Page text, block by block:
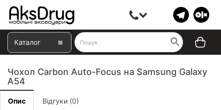
Каталог
Чохол Carbon Auto-Focus на Samsung Galaxy
A54
Опис Відгуки (0)